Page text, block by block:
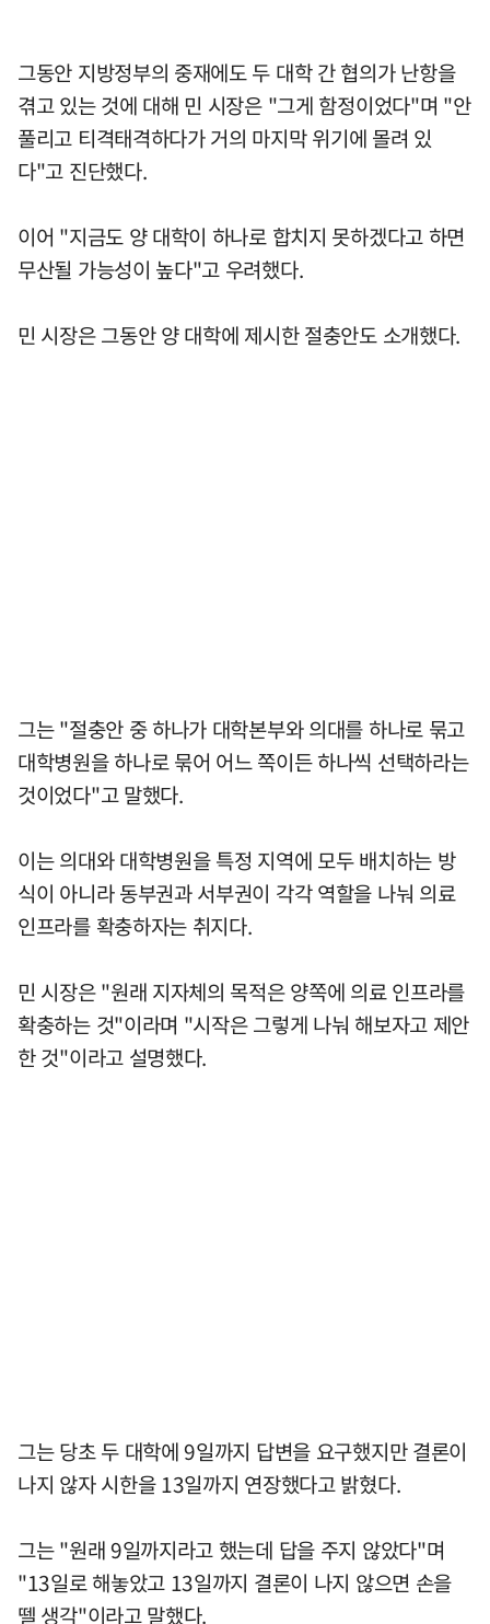
그동안 지방정부의 중재에도 두 대학 간 협의가 난항을
겪고 있는 것에 대해 민 시장은 "그게 함정이었다"며 "안
풀리고 티격태격하다가 거의 마지막 위기에 몰려 있
다"고 진단했다.
이어 "지금도 양 대학이 하나로 합치지 못하겠다고 하면
무산될 가능성이 높다"고 우려했다.
민 시장은 그동안 양 대학에 제시한 절충안도 소개했다.
그는 "절충안 중 하나가 대학본부와 의대를 하나로 묶고
대학병원을 하나로 묶어 어느 쪽이든 하나씩 선택하라는
것이었다"고 말했다.
이는 의대와 대학병원을 특정 지역에 모두 배치하는 방
식이 아니라 동부권과 서부권이 각각 역할을 나눠 의료
인프라를 확충하자는 취지다.
민 시장은 "원래 지자체의 목적은 양쪽에 의료 인프라를
확충하는 것"이라며 "시작은 그렇게 나눠 해보자고 제안
한 것"이라고 설명했다.
그는 당초 두 대학에 9일까지 답변을 요구했지만 결론이
나지 않자 시한을 13일까지 연장했다고 밝혔다.
그는 "원래 9일까지라고 했는데 답을 주지 않았다"며
"13일로 해놓았고 13일까지 결론이 나지 않으면 손을
뗄 생각"이라고 말했다.